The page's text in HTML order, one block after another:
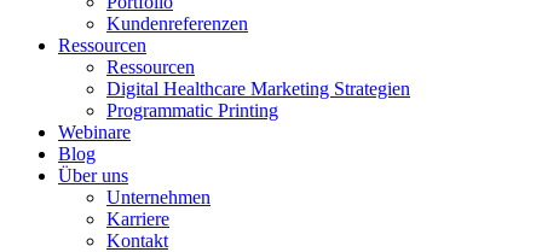
Kundenreferenzen
Ressourcen
Ressourcen
Digital Healthcare Marketing Strategien
Programmatic Printing
Webinare
Blog
Über uns
Unternehmen
Karriere
Kontakt